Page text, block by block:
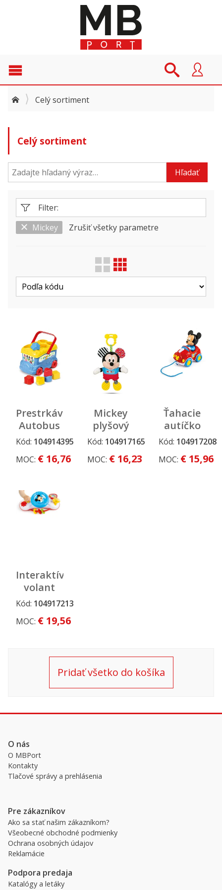
Celý sortiment
Celý sortiment
Hľadať
Filter:
Druh
Výrobca
Mickey Zrušiť všetky parametre
Prestrkávadlo
Autobus
Mickey
Kód: 104914395
MOC: € 16,76
Mickey
plyšový
so
úchytom
Kód: 104917165
MOC: € 16,23
Ťahacie
autíčko
Baby
Kód: 104917208
MOC: € 15,96
Interaktívny
volant
Baby
Kód: 104917213
MOC: € 19,56
Pridať všetko do košíka
O nás
O MBPort
Kontakty
Tlačové správy a prehlásenia
Pre zákazníkov
Ako sa stať našim zákazníkom?
Všeobecné obchodné podmienky
Ochrana osobných údajov
Reklamácie
Podpora predaja
Katalógy a letáky